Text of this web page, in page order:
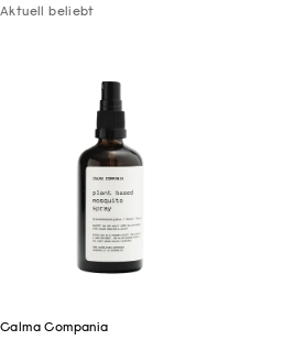
Aktuell beliebt
Calma Compania